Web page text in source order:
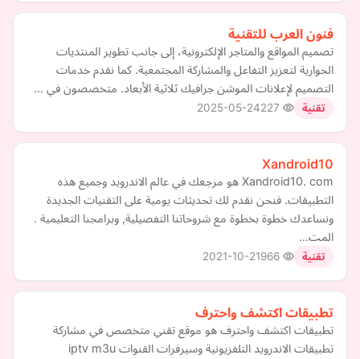
فنون العرب للتقنية
تصميم المواقع والمتاجر الإلكترونية، إلى جانب تطوير المنتديات
الحوارية لتعزيز التفاعل والمشاركة المجتمعية. كما نقدم خدمات
التصميم لإعلانات الموشن جرافيك ثلاثية الأبعاد. متخصصون في …
تقنية 2025-05-24
Xandroid10
Xandroid10. com هو مرجعك في عالم الاندرويد وجميع هذه
التطبيقات. فنحن نقدم لك تحديثات يومية على التقنيات الجديدة
ونساعدك خطوة بخطوة مع شروحاتنا التفصيلية, وبرامجنا التعليمية .
المت…
تقنية 2021-10-21
تطبيقات اكتشف واحترف
تطبيقات اكتشف واحترف هو موقع تقني متخصص في مشاركة
تطبيقات الاندرويد التلفزيونية وسيرفرات القنوات iptv m3u